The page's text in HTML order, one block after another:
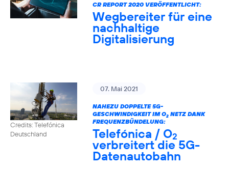
CR REPORT 2020 VERÖFFENTLICHT:
Wegbereiter für eine
nachhaltige
Digitalisierung
Credits: Telefónica
Deutschland
07. Mai 2021
NAHEZU DOPPELTE 5G-
GESCHWINDIGKEIT IM O2NETZ DANK
FREQUENZBÜNDELUNG:
Telefónica / O2
verbreitert die 5G-
Datenautobahn